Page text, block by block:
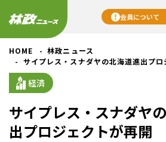
会員について
HOME
林政ニュース
サイプレス・スナダヤの北海道進出プ
経済
サイプレス・スナダヤ
出プロジェクトが再開